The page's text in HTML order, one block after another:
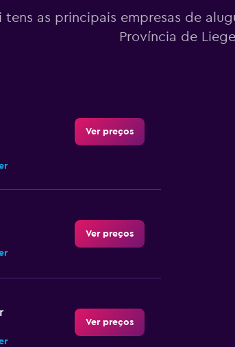
tens as principais empresas de
Província de Liege
Ver preços
Ver preços
Ver preços